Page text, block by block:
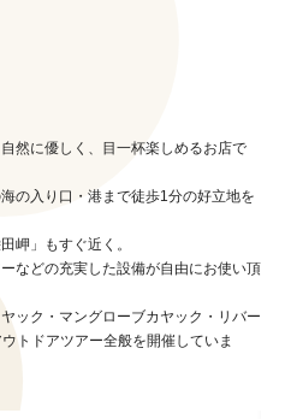
然に優しく、目一杯楽しめるお店で
の入り口・港まで徒歩1分の好立地を
岬」もすぐ近く。
などの充実した設備が自由にお使い頂
ック・マングローブカヤック・リバー
トドアツアー全般を開催していま